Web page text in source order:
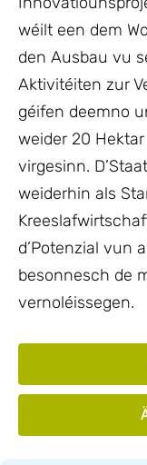
wéilt een dem
den Ausbau vu
Aktivitéiten zur
géifen deemno
weider 20
virgesinn.
weiderhin als
d’Potenzial vun
besonnesch de
vernoléissegen.